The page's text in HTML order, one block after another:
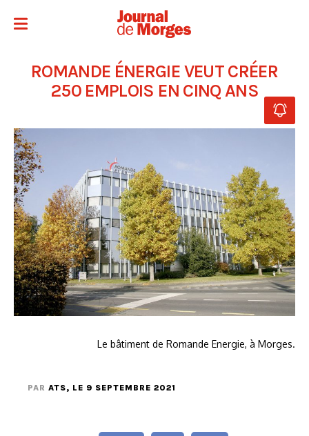
ROMANDE ÉNERGIE VEUT CRÉER
250 EMPLOIS EN CINQ ANS
Le bâtiment de Romande Energie, à Morges.
PAR ATS, LE 9 SEPTEMBRE 2021